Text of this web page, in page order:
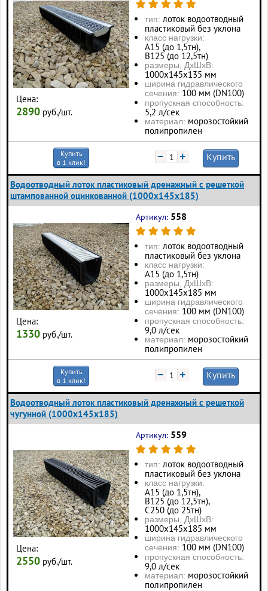
Цена:
2890 руб./шт.
тип: лоток водоотводный
пластиковый без уклона
класс нагрузки:
А15 (до 1,5тн),
В125 (до 12,5тн)
размеры, ДхШхВ:
1000х145х135 мм
ширина гидравлического
сечения: 100 мм (DN100)
пропускная способность:
5,2 л/сек
материал: морозостойкий
полипропилен
Купить
в 1 клик!
− + Купить
Водоотводный лоток пластиковый дренажный с решеткой
штампованной оцинкованной (1000x145x185)
Цена:
1330 руб./шт.
Артикул: 558
тип: лоток водоотводный
пластиковый без уклона
класс нагрузки:
А15 (до 1,5тн)
размеры, ДхШхВ:
1000х145х185 мм
ширина гидравлического
сечения: 100 мм (DN100)
пропускная способность:
9,0 л/сек
материал: морозостойкий
полипропилен
Купить
в 1 клик!
− + Купить
Водоотводный лоток пластиковый дренажный с решеткой
чугунной (1000x145x185)
Цена:
2550 руб./шт.
Артикул: 559
тип: лоток водоотводный
пластиковый без уклона
класс нагрузки:
А15 (до 1,5тн),
В125 (до 12,5тн),
С250 (до 25тн)
размеры, ДхШхВ:
1000х145х185 мм
ширина гидравлического
сечения: 100 мм (DN100)
пропускная способность:
9,0 л/сек
материал: морозостойкий
полипропилен